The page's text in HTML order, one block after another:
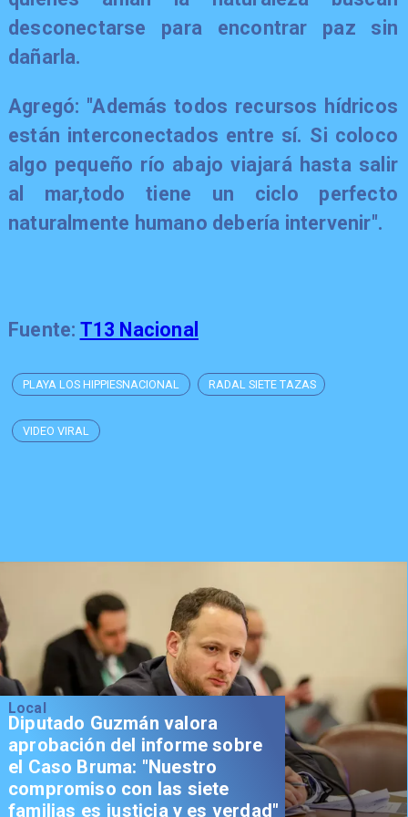
desconectarse para encontrar paz sin
dañarla.
Agregó: "Además todos recursos hídricos
están interconectados entre sí. Si coloco
algo pequeño río abajo viajará hasta salir
al mar,todo tiene un ciclo perfecto
naturalmente humano debería intervenir".
Fuente: T13 Nacional
PLAYA LOS HIPPIESNACIONAL RADAL SIETE TAZAS
VIDEO VIRAL
Local
Diputado Guzmán valora
aprobación del informe sobre
el Caso Bruma: "Nuestro
compromiso con las siete
familias es justicia y es verdad"